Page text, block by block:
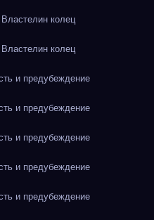
колец
колец
и предубеждение
и предубеждение
и предубеждение
и предубеждение
и предубеждение